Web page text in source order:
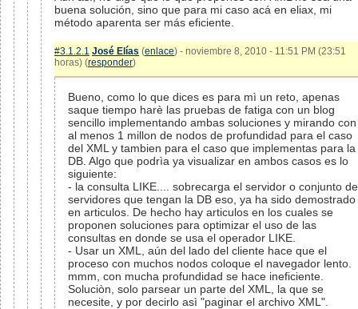
buena solución, sino que para mi caso acá en eliax, mi
método aparenta ser más eficiente.
#3.1.2.1 José Elías (enlace) - noviembre 8, 2010 - 11:51 PM (23:51
horas) (responder)
Bueno, como lo que dices es para mì un reto, apenas
saque tiempo harè las pruebas de fatiga con un blog
sencillo implementando ambas soluciones y mirando con
al menos 1 millon de nodos de profundidad para el caso
del XML y tambien para el caso que implementas para la
DB. Algo que podrìa ya visualizar en ambos casos es lo
siguiente:
- la consulta LIKE.... sobrecarga el servidor o conjunto de
servidores que tengan la DB eso, ya ha sido demostrado
en articulos. De hecho hay articulos en los cuales se
proponen soluciones para optimizar el uso de las
consultas en donde se usa el operador LIKE.
- Usar un XML, aún del lado del cliente hace que el
proceso con muchos nodos coloque el navegador lento.
mmm, con mucha profundidad se hace ineficiente.
Soluciòn, solo parsear un parte del XML, la que se
necesite, y por decirlo asì "paginar el archivo XML".